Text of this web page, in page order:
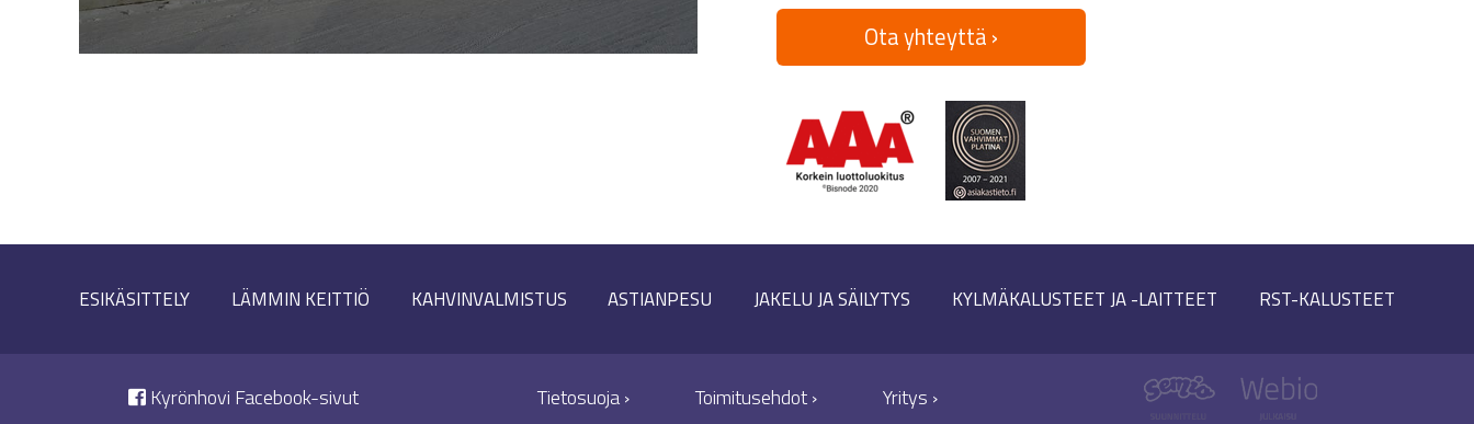
Ota yhteyttä ›
ESIKÄSITTELY LÄMMIN KEITTIÖ KAHVINVALMISTUS ASTIANPESU JAKELU JA SÄILYTYS KYLMÄKALUSTEET JA -LAITTEET RST-KALUSTEET
Kyrönhovi Facebook-sivut Tietosuoja › Toimitusehdot › Yritys ›